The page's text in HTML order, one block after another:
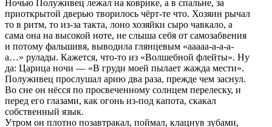
Ночью Полуживец лежал на коврике, а в спальне, за
приоткрытой дверью творилось чёрт-те что. Хозяин рычал
то в ритм, то из-за такта, лоно хозяйки сыро чавкало, а
сама она на высокой ноте, не слыша себя от самозабвения
и потому фальшивя, выводила глянцевым «ааааа-а-а-а-
а…» рулады. Кажется, что-то из «Волшебной флейты». Ну
да: Царица ночи — «В груди моей пылает жажда мести».
Полуживец прослушал арию два раза, прежде чем заснул.
Во сне он нёсся по просвеченному солнцем перелеску, и
перед его глазами, как огонь из-под капота, скакал
собственный язык.
Утром он плотно позавтракал, поймал, клацнув зубами,